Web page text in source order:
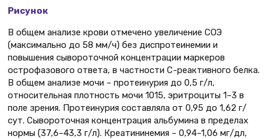
Рисунок
В общем анализе крови отмечено увеличение СОЭ
(максимально до 58 мм/ч) без диспротеинемии и
повышения сывороточной концентрации маркеров
острофазового ответа, в частности С-реактивного белка.
В общем анализе мочи – протеинурия до 0,5 г/л,
относительная плотность мочи 1015, эритроциты 1–3 в
поле зрения. Протеинурия составляла от 0,95 до 1,62 г/
сут. Сывороточная концентрация альбумина в пределах
нормы (37,6–43,3 г/л). Креатининемия – 0,94–1,06 мг/дл,